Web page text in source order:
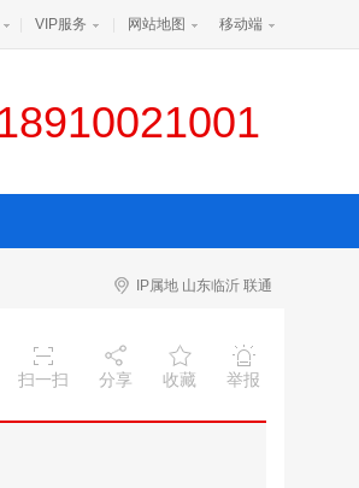
VIP服务 网站地图 移动端
IP属地 山东临沂 联通
扫一扫 分享 收藏 举报